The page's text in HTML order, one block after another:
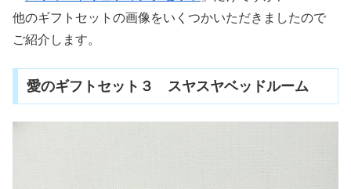
他のギフトセットの画像をいくつかいただきましたので
ご紹介します。
愛のギフトセット３ スヤスヤベッドルーム